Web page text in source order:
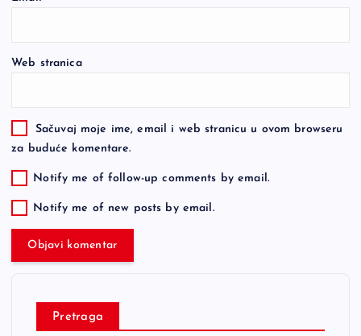
Web stranica
Sačuvaj moje ime, email i web stranicu u ovom browseru
za buduće komentare.
Notify me of follow-up comments by email.
Notify me of new posts by email.
Pretraga